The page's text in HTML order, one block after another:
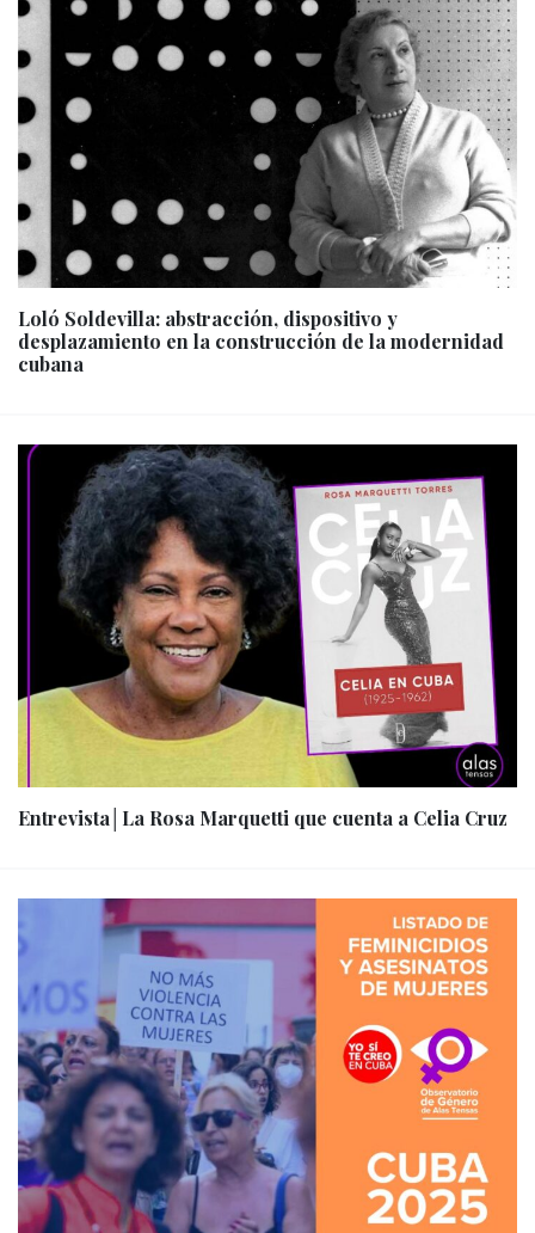
Loló Soldevilla: abstracción, dispositivo y
desplazamiento en la construcción de la modernidad
cubana
Entrevista│La Rosa Marquetti que cuenta a Celia Cruz